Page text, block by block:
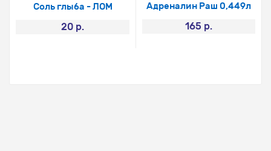
Соль глыба - ЛОМ
20 р.
Адреналин Раш 0,449л
165 р.